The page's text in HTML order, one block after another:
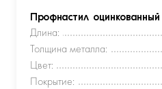
Профнастил
Длина:
Толщина металла:
Цвет:
Покрытие: